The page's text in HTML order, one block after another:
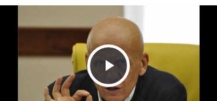
Play Video